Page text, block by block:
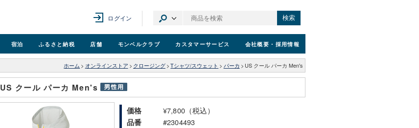
ログイン 検索
宿泊 ふるさと納税 店舗 モンベルクラブ カスタマーサービス 会社概要 ・採用情報
ホーム > オンラインストア > クロージング > Tシャツ/スウェット > パーカ > US クール パーカ Men's
US クール パーカ Men's
価格 ¥7,800（税込）
品番 #2304493